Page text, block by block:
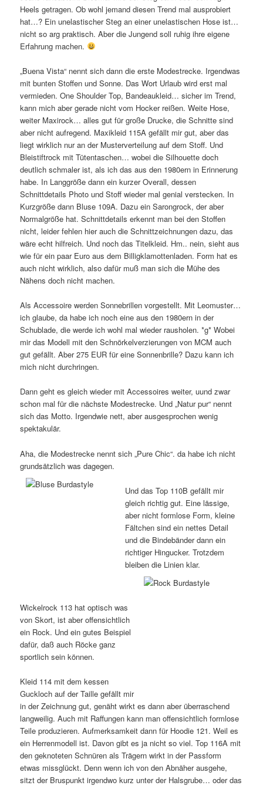
Heels getragen. Ob wohl jemand diesen Trend mal ausprobiert
hat…? Ein unelastischer Steg an einer unelastischen Hose ist…
nicht so arg praktisch. Aber die Jungend soll ruhig ihre eigene
Erfahrung machen.
„Buena Vista“ nennt sich dann die erste Modestrecke. Irgendwas
mit bunten Stoffen und Sonne. Das Wort Urlaub wird erst mal
vermieden. One Shoulder Top, Bandeaukleid… sicher im Trend,
kann mich aber gerade nicht vom Hocker reißen. Weite Hose,
weiter Maxirock… alles gut für große Drucke, die Schnitte sind
aber nicht aufregend. Maxikleid 115A gefällt mir gut, aber das
liegt wirklich nur an der Musterverteilung auf dem Stoff. Und
Bleistiftrock mit Tütentaschen… wobei die Silhouette doch
deutlich schmaler ist, als ich das aus den 1980ern in Erinnerung
habe. In Langgröße dann ein kurzer Overall, dessen
Schnittdetails Photo und Stoff wieder mal genial verstecken. In
Kurzgröße dann Bluse 109A. Dazu ein Sarongrock, der aber
Normalgröße hat. Schnittdetails erkennt man bei den Stoffen
nicht, leider fehlen hier auch die Schnittzeichnungen dazu, das
wäre echt hilfreich. Und noch das Titelkleid. Hm.. nein, sieht aus
wie für ein paar Euro aus dem Billigklamottenladen. Form hat es
auch nicht wirklich, also dafür muß man sich die Mühe des
Nähens doch nicht machen.
Als Accessoire werden Sonnebrillen vorgestellt. Mit Leomuster…
ich glaube, da habe ich noch eine aus den 1980ern in der
Schublade, die werde ich wohl mal wieder rausholen. *g* Wobei
mir das Modell mit den Schnörkelverzierungen von MCM auch
gut gefällt. Aber 275 EUR für eine Sonnenbrille? Dazu kann ich
mich nicht durchringen.
Dann geht es gleich wieder mit Accessoires weiter, uund zwar
schon mal für die nächste Modestrecke. Und „Natur pur“ nennt
sich das Motto. Irgendwie nett, aber ausgesprochen wenig
spektakulär.
Aha, die Modestrecke nennt sich „Pure Chic“. da habe ich nicht
grundsätzlich was dagegen.
Und das Top 110B gefällt mir
gleich richtig gut. Eine lässige,
aber nicht formlose Form, kleine
Fältchen sind ein nettes Detail
und die Bindebänder dann ein
richtiger Hingucker. Trotzdem
bleiben die Linien klar.
Wickelrock 113 hat optisch was
von Skort, ist aber offensichtlich
ein Rock. Und ein gutes Beispiel
dafür, daß auch Röcke ganz
sportlich sein können.
Kleid 114 mit dem kessen
Guckloch auf der Taille gefällt mir
in der Zeichnung gut, genäht wirkt es dann aber überraschend
langweilig. Auch mit Raffungen kann man offensichtlich formlose
Teile produzieren. Aufmerksamkeit dann für Hoodie 121. Weil es
ein Herrenmodell ist. Davon gibt es ja nicht so viel. Top 116A mit
den geknoteten Schnüren als Trägern wirkt in der Passform
etwas missglückt. Denn wenn ich von den Abnäher ausgehe,
sitzt der Bruspunkt irgendwo kurz unter der Halsgrube… oder das